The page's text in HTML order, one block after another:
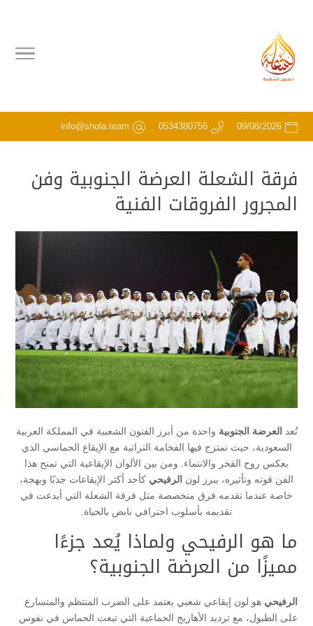
09/08/2026
0534380756
info@shola.team
فرقة الشعلة العرضة الجنوبية وفن
المجرور الفروقات الفنية
تُعد العرضة الجنوبية واحدة من أبرز الفنون الشعبية في المملكة العربية
السعودية، حيث تمتزج فيها الفخامة التراثية مع الإيقاع الحماسي الذي
يعكس روح الفخر والانتماء. ومن بين الألوان الإيقاعية التي تمنح هذا
الفن قوته وتأثيره، يبرز لون الرفيحي كأحد أكثر الإيقاعات جذبًا وبهجة،
خاصة عندما تقدمه فرق متخصصة مثل فرقة الشعلة التي أبدعت في
تقديمه بأسلوب احترافي نابض بالحياة.
ما هو الرفيحي ولماذا يُعد جزءًا
مميزًا من العرضة الجنوبية؟
الرفيحي هو لون إيقاعي شعبي يعتمد على الضرب المنتظم والمتسارع
على الطبول، مع ترديد الأهازيج الجماعية التي تبعث الحماس في نفوس